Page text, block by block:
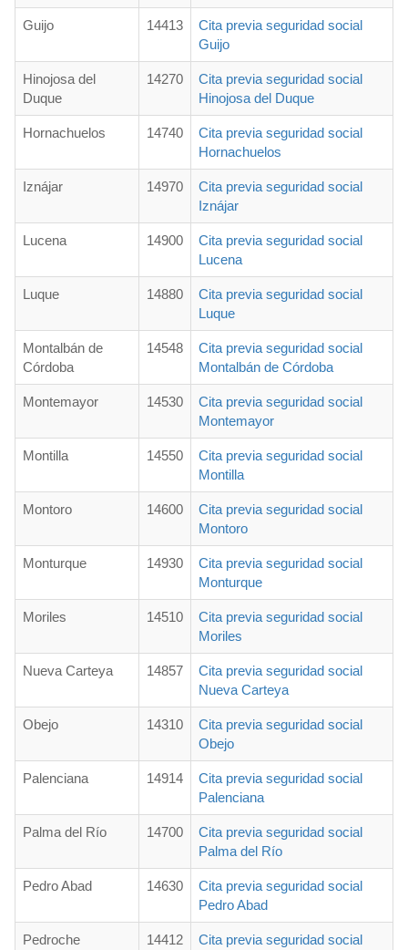
Guijo 14413
Cita previa seguridad social
Guijo
Hinojosa del
Duque
14270
Cita previa seguridad social
Hinojosa del Duque
Hornachuelos 14740
Cita previa seguridad social
Hornachuelos
Iznájar 14970
Cita previa seguridad social
Iznájar
Lucena 14900
Cita previa seguridad social
Lucena
Luque 14880
Cita previa seguridad social
Luque
Montalbán de
Córdoba
14548
Cita previa seguridad social
Montalbán de Córdoba
Montemayor 14530
Cita previa seguridad social
Montemayor
Montilla 14550
Cita previa seguridad social
Montilla
Montoro 14600
Cita previa seguridad social
Montoro
Monturque 14930
Cita previa seguridad social
Monturque
Moriles 14510
Cita previa seguridad social
Moriles
Nueva Carteya 14857
Cita previa seguridad social
Nueva Carteya
Obejo 14310
Cita previa seguridad social
Obejo
Palenciana 14914
Cita previa seguridad social
Palenciana
Palma del Río 14700
Cita previa seguridad social
Palma del Río
Pedro Abad 14630
Cita previa seguridad social
Pedro Abad
Pedroche 14412
Cita previa seguridad social